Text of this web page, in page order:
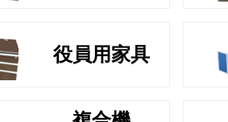
役員用家具